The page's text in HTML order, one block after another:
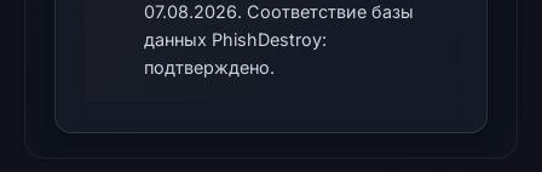
on
Aug
7,
at
07.08.2026. Соответствие базы
данных PhishDestroy:
подтверждено.